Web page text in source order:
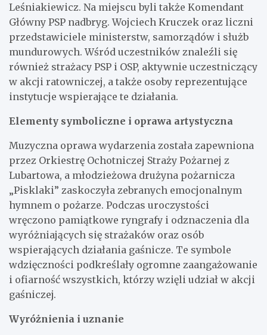
Leśniakiewicz. Na miejscu byli także Komendant
Główny PSP nadbryg. Wojciech Kruczek oraz liczni
przedstawiciele ministerstw, samorządów i służb
mundurowych. Wśród uczestników znaleźli się
również strażacy PSP i OSP, aktywnie uczestniczący
w akcji ratowniczej, a także osoby reprezentujące
instytucje wspierające te działania.
Elementy symboliczne i oprawa artystyczna
Muzyczna oprawa wydarzenia została zapewniona
przez Orkiestrę Ochotniczej Straży Pożarnej z
Lubartowa, a młodzieżowa drużyna pożarnicza
„Pisklaki” zaskoczyła zebranych emocjonalnym
hymnem o pożarze. Podczas uroczystości
wręczono pamiątkowe ryngrafy i odznaczenia dla
wyróżniających się strażaków oraz osób
wspierających działania gaśnicze. Te symbole
wdzięczności podkreślały ogromne zaangażowanie
i ofiarność wszystkich, którzy wzięli udział w akcji
gaśniczej.
Wyróżnienia i uznanie